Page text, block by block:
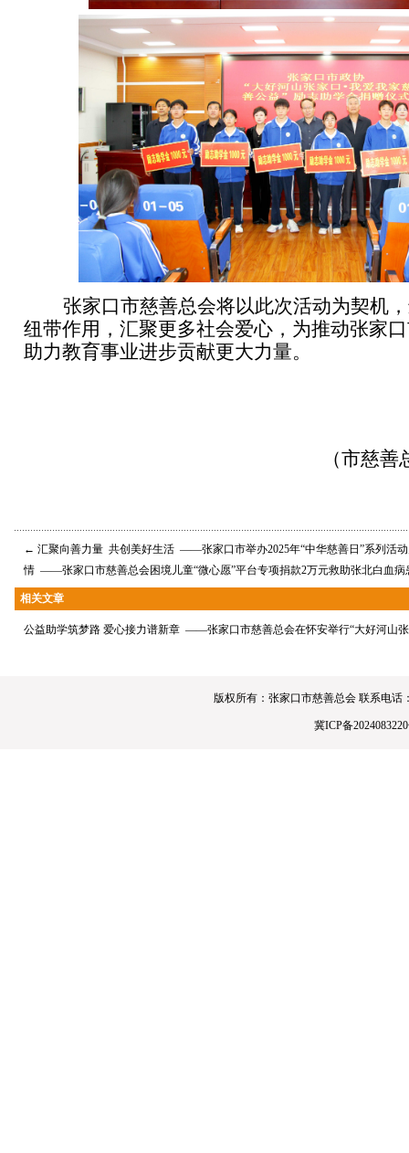
张家口市慈善总会将以此次活动为契机
纽带作用，汇聚更多社会爱心，为推动张家
助力教育事业进步贡献更大力量。
（市慈善总
← 汇聚向善力量 共创美好生活 ——张家口市举办2025年“中华慈善日”系列活
情 ——张家口市慈善总会困境儿童“微心愿”平台专项捐款2万元救助张北白血病
相关文章
公益助学筑梦路 爱心接力谱新章 ——张家口市慈善总会在怀安举行“大好河山张
版权所有：张家口市慈善总会 联系电话
冀ICP备